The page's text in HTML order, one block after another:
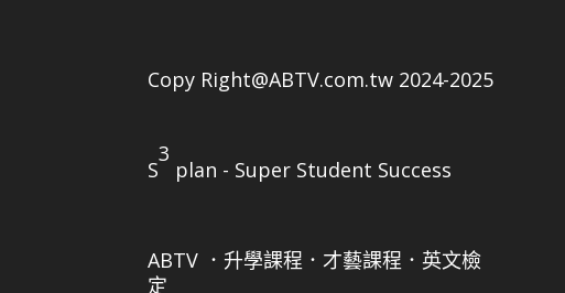
Copy Right@ABTV.com.tw 2024-2025
S
3
plan - Super Student Success
ABTV ．升學課程．才藝課程．英文檢
定